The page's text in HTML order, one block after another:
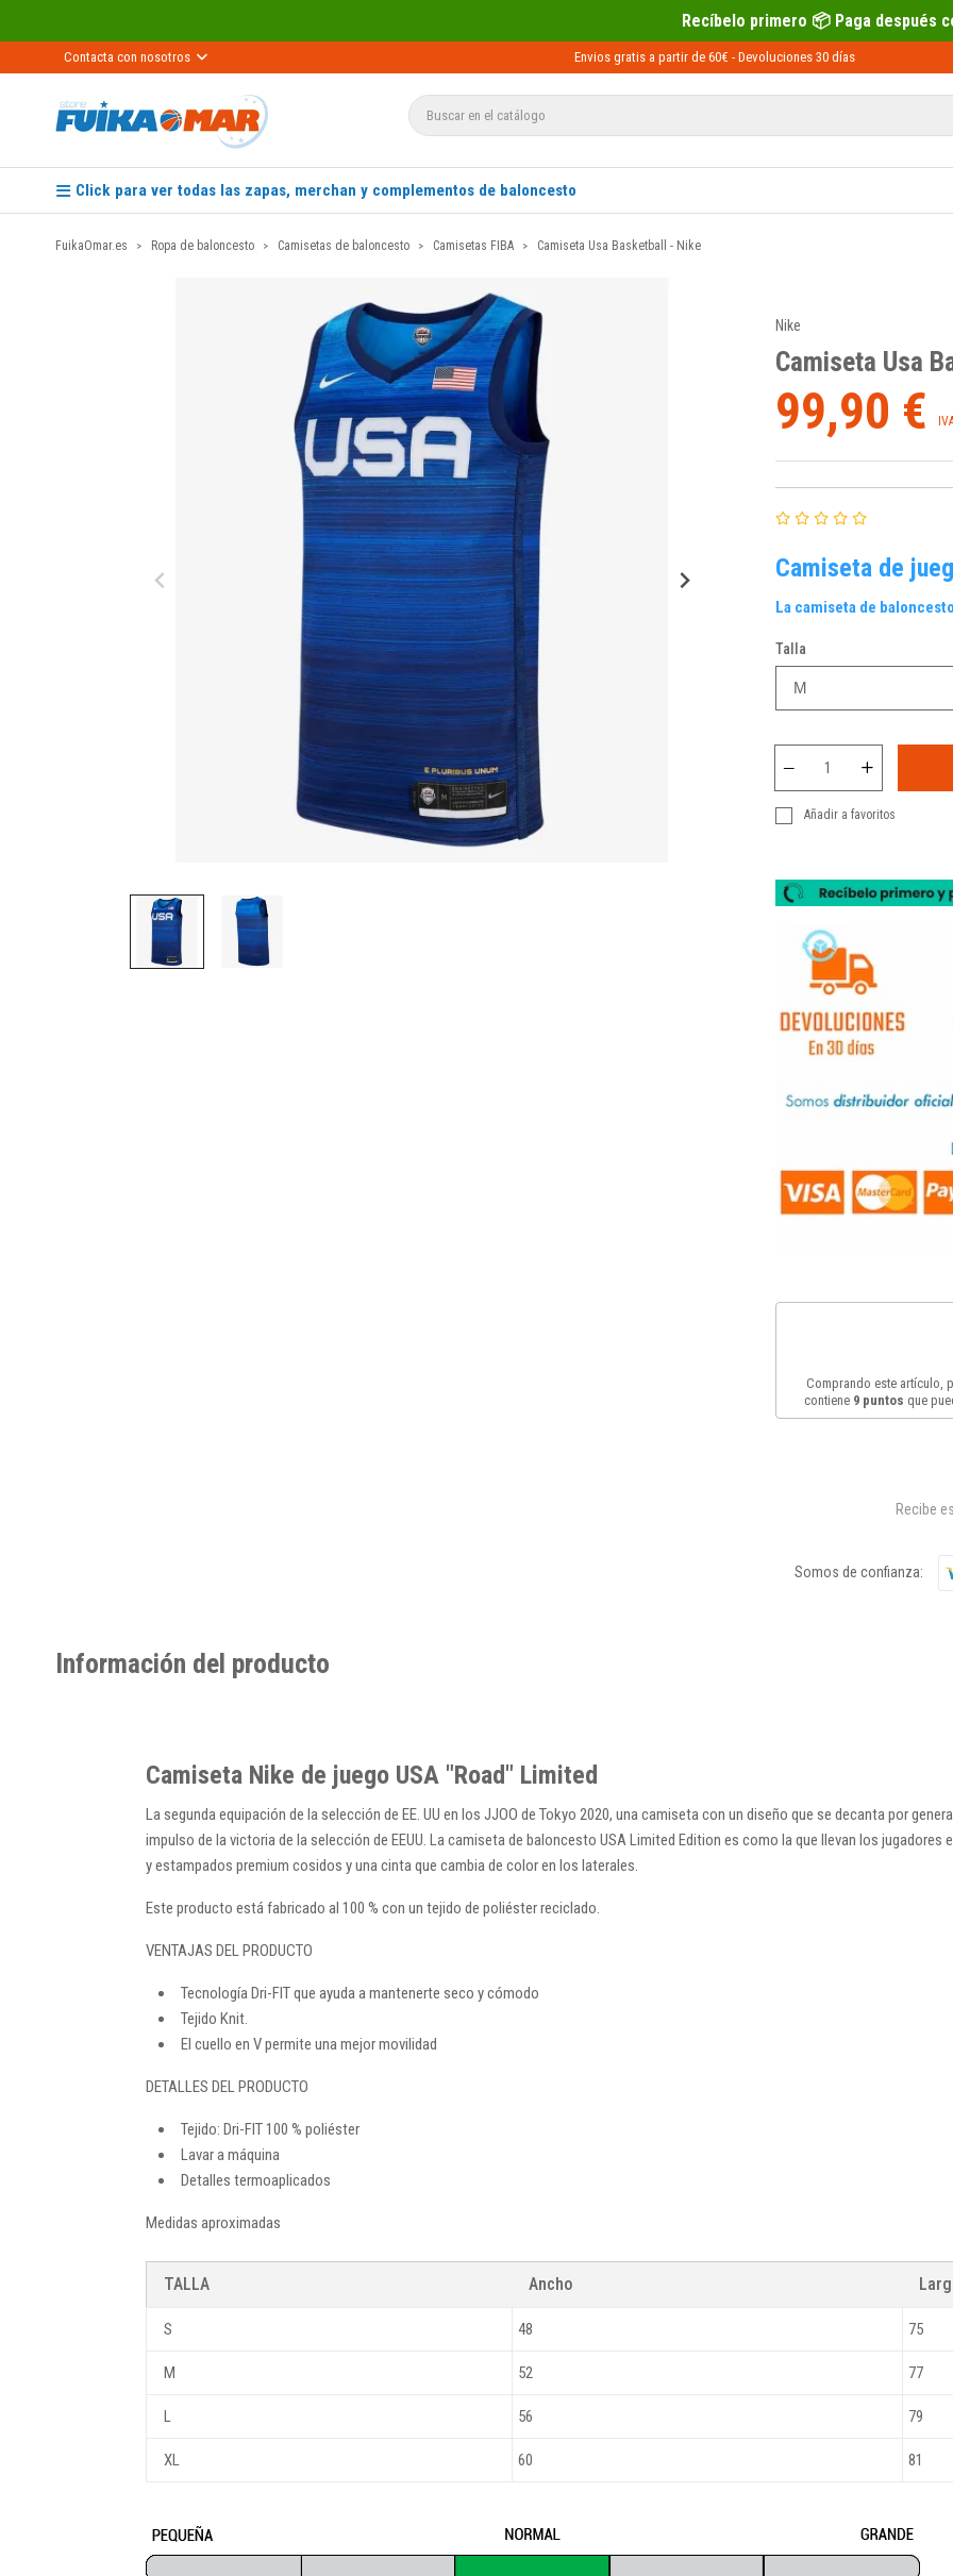
Recíbelo primero 📦 Paga después con Sequra 💶
Contacta con nosotros Envios gratis a partir de 60€ - Devoluciones 30 días
Click para ver todas las zapas, merchan y complementos de baloncesto
FuikaOmar.es Ropa de baloncesto Camisetas de baloncesto Camisetas FIBA Camiseta Usa Basketball - Nike
Nike
Camiseta Usa
99,90 €
Camiseta de
La camiseta de
Talla
Añadir a favoritos
Comprando este artículo,
contiene 9puntos que
Recibe
Somos de confianza:
Información del producto
Camiseta Nike de juego USA "Road" Limited
La segunda equipación de la selección de EE. UU en los JJOO de Tokyo 2020, una camiseta con un diseño que se decanta por
impulso de la victoria de la selección de EEUU. La camiseta de baloncesto USA Limited Edition es como la que llevan los
y estampados premium cosidos y una cinta que cambia de color en los laterales.
Este producto está fabricado al 100 % con un tejido de poliéster reciclado.
VENTAJAS DEL PRODUCTO
Tecnología Dri-FIT que ayuda a mantenerte seco y cómodo
Tejido Knit.
El cuello en V permite una mejor movilidad
DETALLES DEL PRODUCTO
Tejido: Dri-FIT 100 % poliéster
Lavar a máquina
Detalles termoaplicados
Medidas aproximadas
TALLA Ancho
S 48 75
M 52 77
L 56 79
XL 60 81